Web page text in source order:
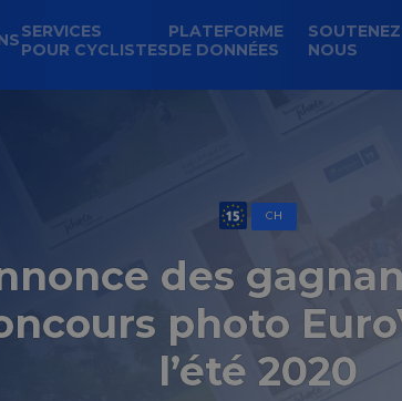
SERVICES
POUR CYCLISTES
PLATEFORME
DE DONNÉES
NOUS
CH
des
photo
l’été 2020